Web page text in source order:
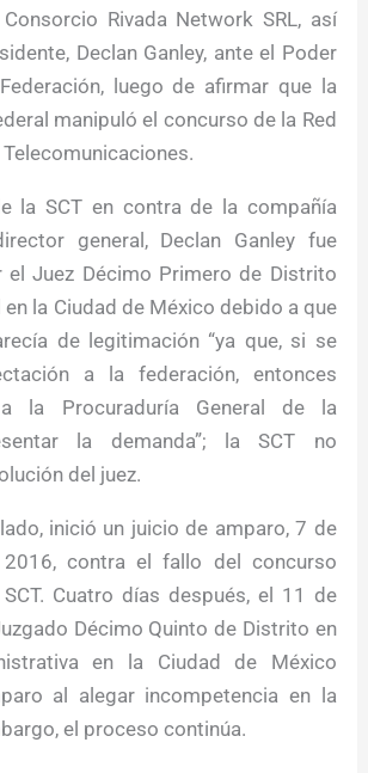
Rivada Network SRL, así
Declan Ganley, ante el Poder
luego de afirmar que la
manipuló el concurso de la Red
la SCT en contra de la compañía
general, Declan Ganley fue
el Juez Décimo Primero de Distrito
la Ciudad de México debido a que
de legitimación “ya que, si se
a la federación, entonces
a la Procuraduría General de la
la demanda”; la SCT no
del juez.
inició un juicio de amparo, 7 de
contra el fallo del concurso
Cuatro días después, el 11 de
Décimo Quinto de Distrito en
en la Ciudad de México
al alegar incompetencia en la
el proceso continúa.